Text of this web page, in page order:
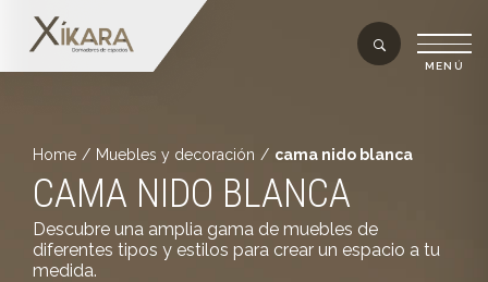
Home / Muebles y decoración / cama nido blanca
CAMA NIDO BLANCA
Descubre una amplia gama de muebles de
diferentes tipos y estilos para crear un espacio a tu
medida.